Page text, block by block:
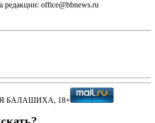
редакции: office@bbnews.ru
БАЛАШИХА, 18+